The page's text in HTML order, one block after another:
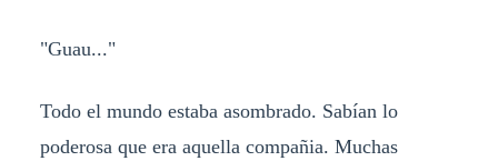
"Guau..."
Todo el mundo estaba asombrado. Sabían lo
poderosa que era aquella compañia. Muchas